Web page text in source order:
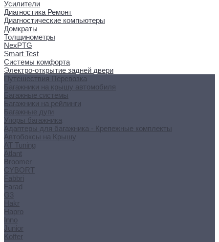
Усилители
Диагностика Ремонт
Диагностические компьютеры
Домкраты
Толщинометры
NexPTG
Smart Test
Системы комфорта
Электро-открытие задней двери
Путешествия Перевозка
Багажники на крышу автомобиля
Багажные системы
Багажники на рейлинги
Багажные дуги
Упоры багажника
Адаптеры для багажника - Крепежные комплекты
Автобоксы на Крышу
AT Tuning
Atlant
Broomer
CYBORT
Fabbri
Farad
G3
Hakr
Hapro
Inno
Junior
Koffer